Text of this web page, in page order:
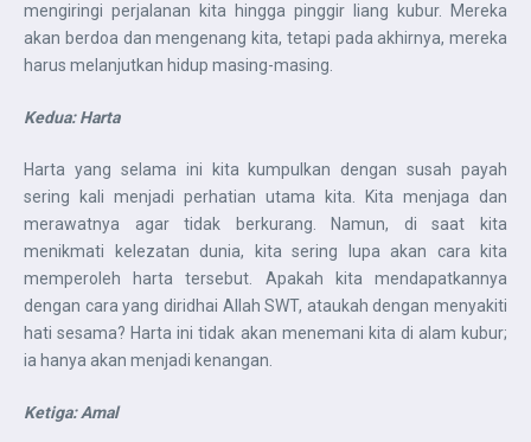
mengiringi perjalanan kita hingga pinggir liang kubur. Mereka
akan berdoa dan mengenang kita, tetapi pada akhirnya, mereka
harus melanjutkan hidup masing-masing.
Kedua: Harta
Harta yang selama ini kita kumpulkan dengan susah payah
sering kali menjadi perhatian utama kita. Kita menjaga dan
merawatnya agar tidak berkurang. Namun, di saat kita
menikmati kelezatan dunia, kita sering lupa akan cara kita
memperoleh harta tersebut. Apakah kita mendapatkannya
dengan cara yang diridhai Allah SWT, ataukah dengan menyakiti
hati sesama? Harta ini tidak akan menemani kita di alam kubur;
ia hanya akan menjadi kenangan.
Ketiga: Amal